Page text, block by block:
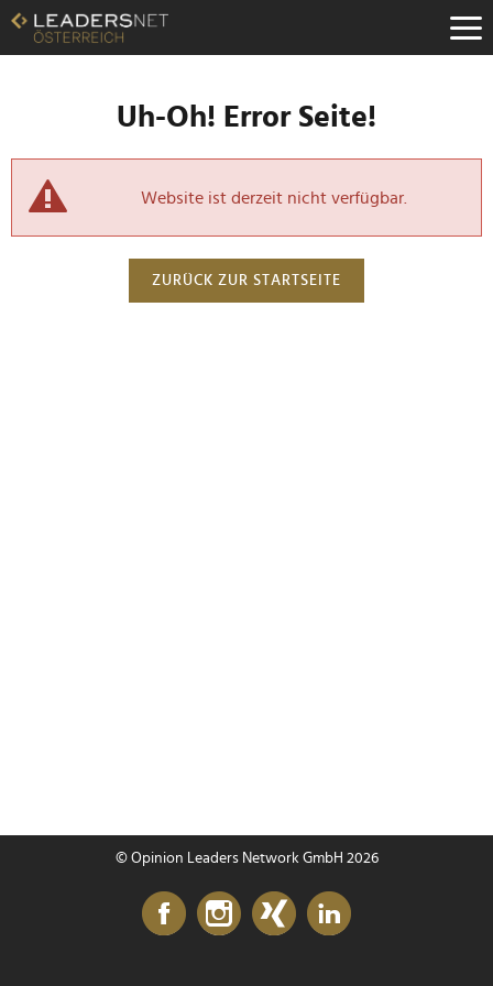
Uh-Oh! Error Seite!
Website ist derzeit nicht verfügbar.
ZURÜCK ZUR STARTSEITE
© Opinion Leaders Network GmbH 2026